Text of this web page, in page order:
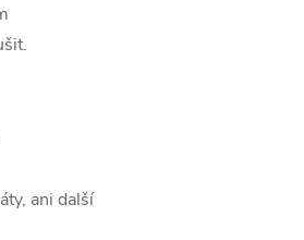
ani další